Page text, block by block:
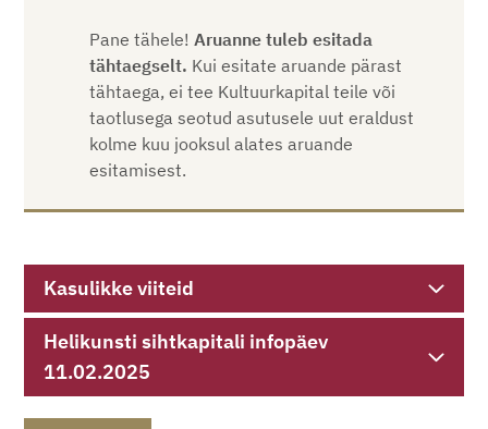
Pane tähele! Aruanne tuleb esitada
tähtaegselt. Kui esitate aruande pärast
tähtaega, ei tee Kultuurkapital teile või
taotlusega seotud asutusele uut eraldust
kolme kuu jooksul alates aruande
esitamisest.
Kasulikke viiteid
Helikunsti sihtkapitali infopäev
11.02.2025